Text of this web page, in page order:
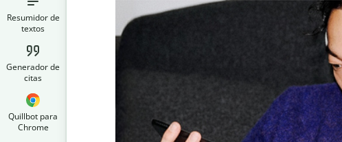
Resumidor de
textos
Generador de
citas
Quillbot para
Chrome